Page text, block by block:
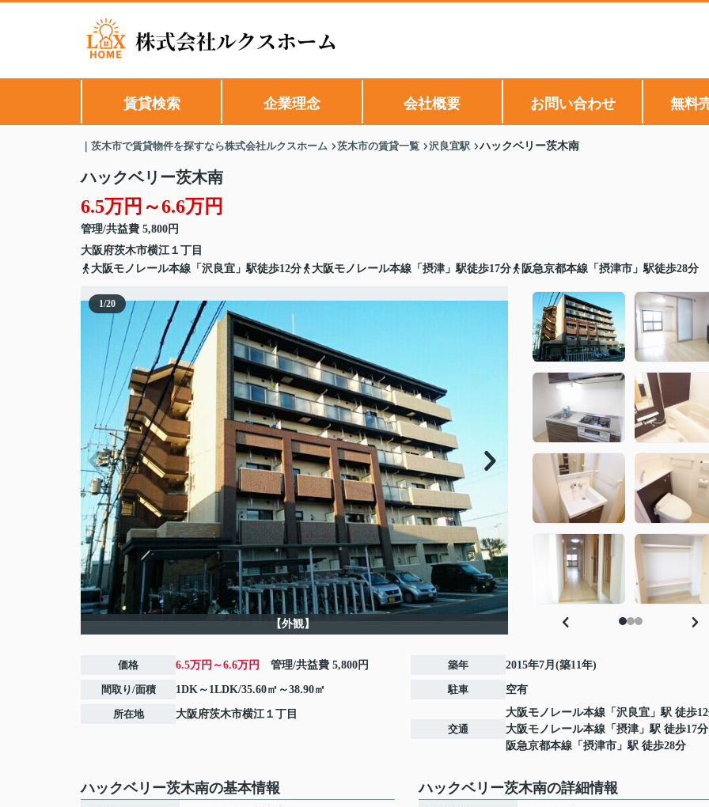
賃貸検索 企業理念 会社概要 お問い合わせ 無料
｜茨木市で賃貸物件を探すなら株式会社ルクスホーム 茨木市の賃貸一覧 沢良宜駅 ハックベリー茨木南
ハックベリー茨木南
6.5万円～6.6万円
管理/共益費 5,800円
大阪府茨木市横江１丁目
大阪モノレール本線「沢良宜」駅徒歩12分
大阪モノレール本線「摂津」駅徒歩17分 阪急京都本線「摂津市」駅徒歩28分
1/20
【外観】
価格 6.5万円～6.6万円 管理/共益費 5,800円
間取り/面積 1DK～1LDK/35.60㎡～38.90㎡
所在地 大阪府茨木市横江１丁目
築年 2015年7月(築11年)
駐車 空有
交通
大阪モノレール本線 「 沢良宜 」駅 徒歩
大阪モノレール本線 「 摂津 」駅 徒歩17分
阪急京都本線 「 摂津市 」駅 徒歩28分
ハックベリー茨木南の基本情報 ハックベリー茨木南の詳細情報